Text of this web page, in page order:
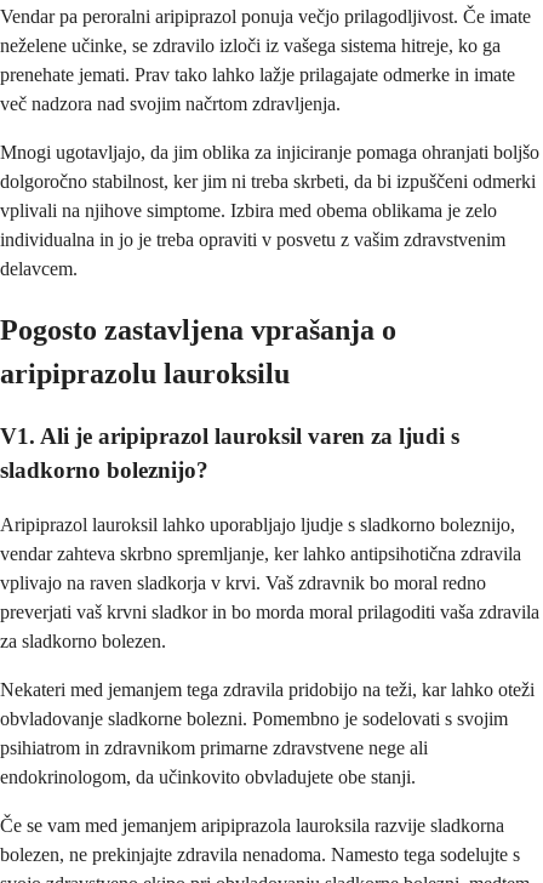
Vendar pa peroralni aripiprazol ponuja večjo prilagodljivost. Če imate
neželene učinke, se zdravilo izloči iz vašega sistema hitreje, ko ga
prenehate jemati. Prav tako lahko lažje prilagajate odmerke in imate
več nadzora nad svojim načrtom zdravljenja.
Mnogi ugotavljajo, da jim oblika za injiciranje pomaga ohranjati boljšo
dolgoročno stabilnost, ker jim ni treba skrbeti, da bi izpuščeni odmerki
vplivali na njihove simptome. Izbira med obema oblikama je zelo
individualna in jo je treba opraviti v posvetu z vašim zdravstvenim
delavcem.
Pogosto zastavljena vprašanja o
aripiprazolu lauroksilu
V1. Ali je aripiprazol lauroksil varen za ljudi s
sladkorno boleznijo?
Aripiprazol lauroksil lahko uporabljajo ljudje s sladkorno boleznijo,
vendar zahteva skrbno spremljanje, ker lahko antipsihotična zdravila
vplivajo na raven sladkorja v krvi. Vaš zdravnik bo moral redno
preverjati vaš krvni sladkor in bo morda moral prilagoditi vaša zdravila
za sladkorno bolezen.
Nekateri med jemanjem tega zdravila pridobijo na teži, kar lahko oteži
obvladovanje sladkorne bolezni. Pomembno je sodelovati s svojim
psihiatrom in zdravnikom primarne zdravstvene nege ali
endokrinologom, da učinkovito obvladujete obe stanji.
Če se vam med jemanjem aripiprazola lauroksila razvije sladkorna
bolezen, ne prekinjajte zdravila nenadoma. Namesto tega sodelujte s